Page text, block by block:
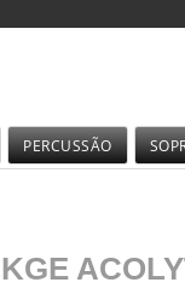
PERCUSSÃO
KGE